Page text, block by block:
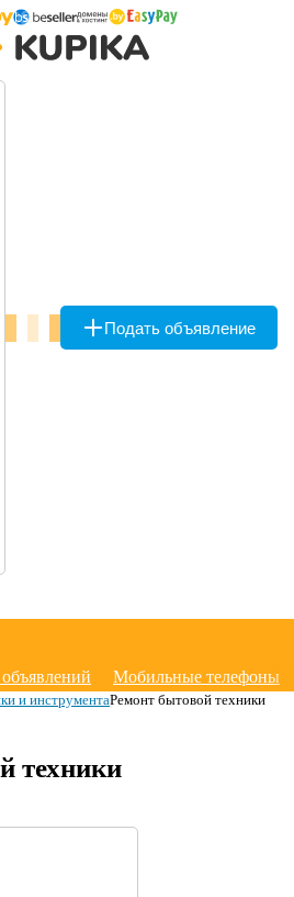
Подать объявление
Мобильные телефоны
и инструментаРемонт бытовой техники
техники